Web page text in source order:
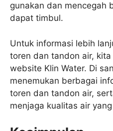
gunakan dan mencegah
dapat timbul.
Untuk informasi lebih
toren dan tandon air,
website Klin Water. Di
menemukan berbagai
toren dan tandon air,
menjaga kualitas air